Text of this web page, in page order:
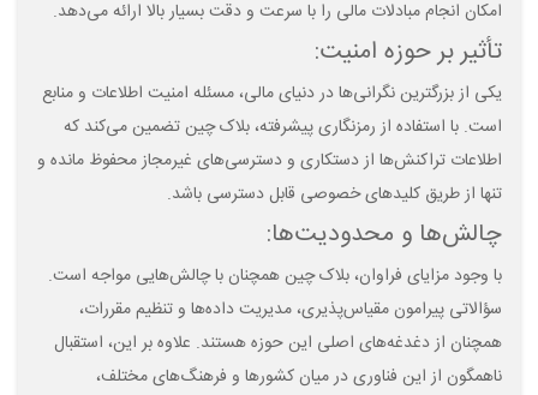
امکان انجام مبادلات مالی را با سرعت و دقت بسیار بالا ارائه می‌دهد.
تأثیر بر حوزه امنیت:
یکی از بزرگترین نگرانی‌ها در دنیای مالی، مسئله امنیت اطلاعات و منابع
است. با استفاده از رمزنگاری پیشرفته، بلاک چین تضمین می‌کند که
اطلاعات تراکنش‌ها از دستکاری و دسترسی‌های غیرمجاز محفوظ مانده و
تنها از طریق کلید‌های خصوصی قابل دسترسی باشد.
چالش‌ها و محدودیت‌ها:
با وجود مزایای فراوان، بلاک چین همچنان با چالش‌هایی مواجه است.
سؤالاتی پیرامون مقیاس‌پذیری، مدیریت داده‌ها و تنظیم مقررات،
همچنان از دغدغه‌های اصلی این حوزه هستند. علاوه بر این، استقبال
ناهمگون از این فناوری در میان کشورها و فرهنگ‌های مختلف،